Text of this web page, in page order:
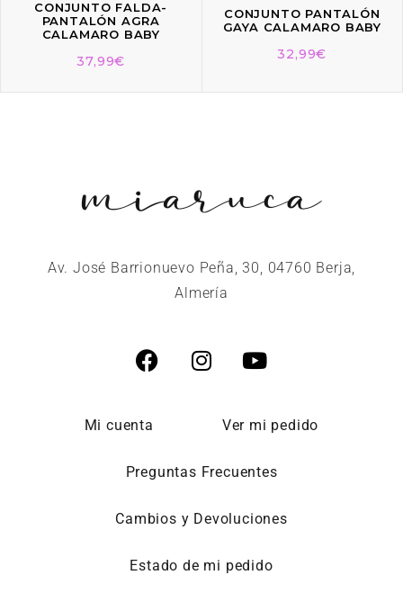
CONJUNTO FALDA-
PANTALÓN AGRA
CALAMARO BABY
37,99€
CONJUNTO PANTALÓN
GAYA CALAMARO BABY
32,99€
Av. José Barrionuevo Peña, 30, 04760 Berja,
Almería
Mi cuenta Ver mi pedido
Preguntas Frecuentes
Cambios y Devoluciones
Estado de mi pedido